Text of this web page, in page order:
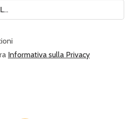
Informativa sulla Privacy